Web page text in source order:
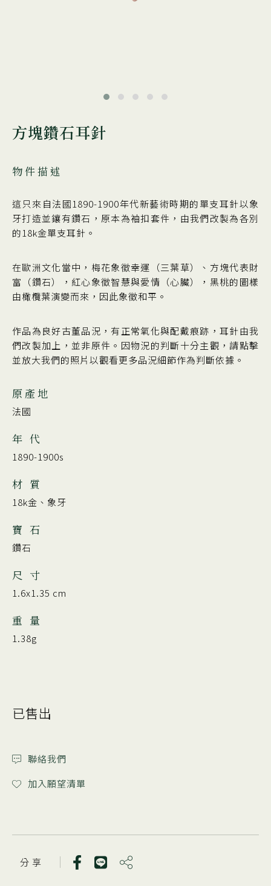
方塊鑽石耳針
物件描述
這只來自法國1890-1900年代新藝術時期的單支耳針以象
牙打造並鑲有鑽石，原本為袖扣套件，由我們改製為各別
的18k金單支耳針。
在歐洲文化當中，梅花象徵幸運（三葉草）、方塊代表財
富（鑽石），紅心象徵智慧與愛情（心臟），黑桃的圖樣
由橄欖葉演變而來，因此象徵和平。
作品為良好古董品況，有正常氧化與配戴痕跡，耳針由我
們改製加上，並非原件。因物況的判斷十分主觀，請點擊
並放大我們的照片以觀看更多品況細節作為判斷依據。
原產地
法國
年 代
1890-1900s
材 質
18k金、象牙
寶 石
鑽石
尺 寸
1.6x1.35 cm
重 量
1.38g
已售出
聯絡我們
加入願望清單
分 享